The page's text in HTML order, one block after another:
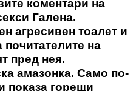
коментари на
Галена.
агресивен тоалет и
почитателите на
пред нея.
амазонка. Само по-
показа горещи